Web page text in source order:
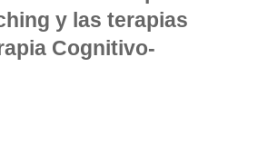
y las terapias
Cognitivo-